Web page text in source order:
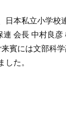
本私立小学校
会長 中村良
賓には文部科
た。